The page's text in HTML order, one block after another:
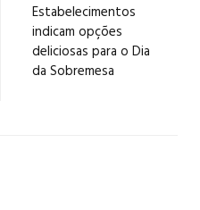
Estabelecimentos
indicam opções
deliciosas para o Dia
da Sobremesa